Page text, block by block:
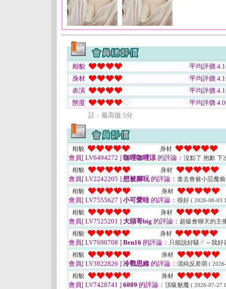
相貌
平均評價
身材
平均評價
表演
平均評價
態度
平均評價
註﹕最高值 5分
相貌 身材
會員[ LV6494272 ] 咖哩咖哩涼 的評論： 沒點了 抱歉 下
相貌
身材
會員[ LV2242205 ] 想被腳玩的評論： 進去會被小惡魔
相貌
身材
會員[ LV7555627 ] 小可愛哇 的評論： 很好 ( 2026-08-03
相貌 身材
會員[ LV7525201 ] 大頭哥big 的評論： 超級會聊天的主
相貌
身材
會員[ LV7698708 ] Ben16 的評論： 只能說好騷ㄚ～我
相貌
身材
會員[ LV3922826 ] 冷戰思維 的評論： 清純反差萌 (
相貌 身材
會員[ LV7428741 ] 6089 的評論： 頂級魅魔 ( 2026-07-27